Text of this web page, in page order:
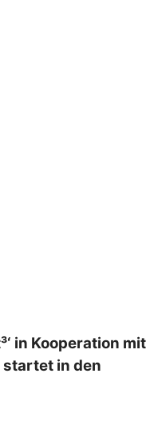
in Kooperation mit
in den